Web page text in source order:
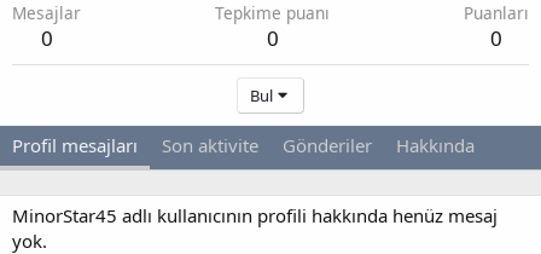
Mesajlar
0
Tepkime puanı
0
Puanları
0
Bul
Profil mesajları Son aktivite Gönderiler Hakkında
MinorStar45 adlı kullanıcının profili hakkında henüz mesaj
yok.